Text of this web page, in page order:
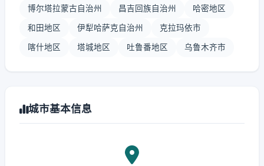
博尔塔拉蒙古自治州 昌吉回族自治州 哈密地区
和田地区 伊犁哈萨克自治州 克拉玛依市
喀什地区 塔城地区 吐鲁番地区 乌鲁木齐市
城市基本信息